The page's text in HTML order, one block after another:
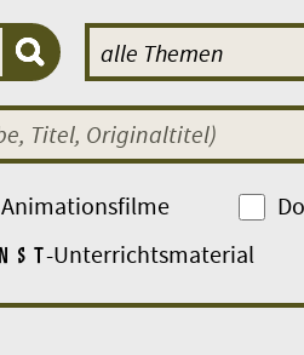
Animationsfilme
-Unterrichtsmaterial